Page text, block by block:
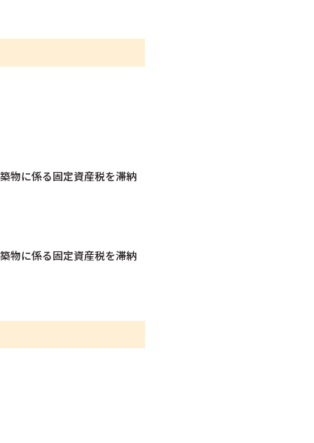
物に係る固定資産税を滞納
物に係る固定資産税を滞納